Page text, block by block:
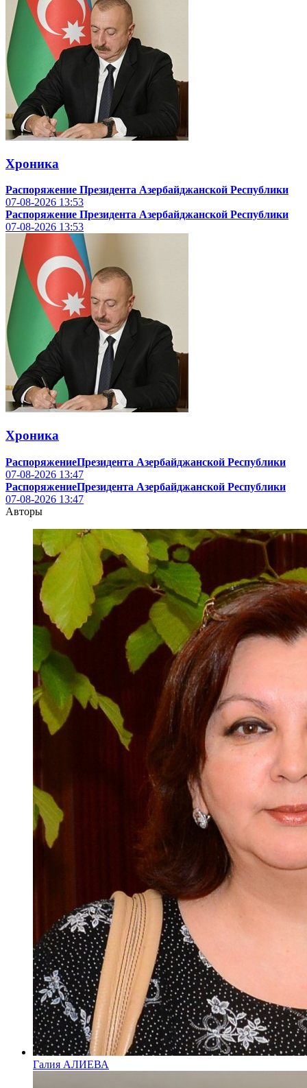
Хроника
Распоряжение Президента Азербайджанской Республики
07-08-2026 13:53
Распоряжение Президента Азербайджанской Республики
07-08-2026 13:53
Хроника
РаспоряжениеПрезидента Азербайджанской Республики
07-08-2026 13:47
РаспоряжениеПрезидента Азербайджанской Республики
07-08-2026 13:47
Авторы
Галия АЛИЕВА